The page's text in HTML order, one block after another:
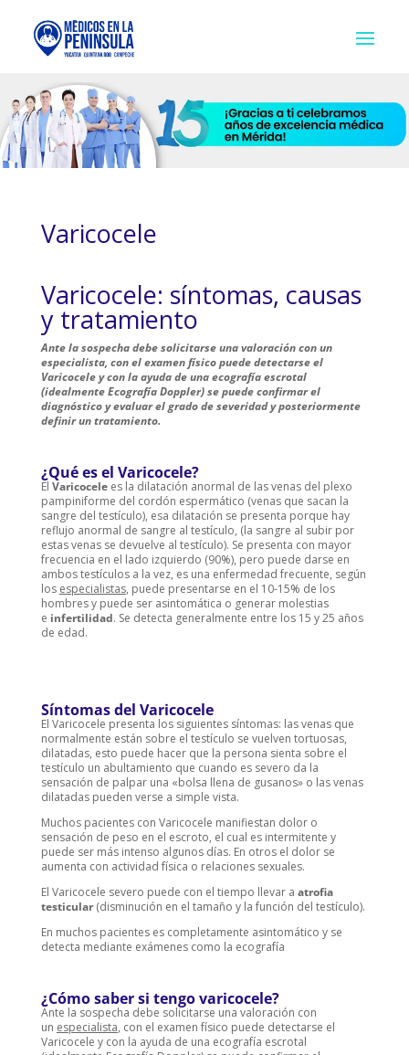
Varicocele
Varicocele: síntomas, causas
y tratamiento
Ante la sospecha debe solicitarse una valoración con un
especialista, con el examen físico puede detectarse el
Varicocele y con la ayuda de una ecografía escrotal
(idealmente Ecografía Doppler) se puede confirmar el
diagnóstico y evaluar el grado de severidad y posteriormente
definir un tratamiento.
¿Qué es el Varicocele?
El Varicocelees la dilatación anormal de las venas del plexo
pampiniforme del cordón espermático (venas que sacan la
sangre del testículo), esa dilatación se presenta porque hay
reflujo anormal de sangre al testículo, (la sangre al subir por
estas venas se devuelve al testículo). Se presenta con mayor
frecuencia en el lado izquierdo (90%), pero puede darse en
ambos testículos a la vez, es una enfermedad frecuente, según
los especialistas, puede presentarse en el 10-15% de los
hombres y puede ser asintomática o generar molestias
e infertilidad. Se detecta generalmente entre los 15 y 25 años
de edad.
Síntomas del Varicocele
El Varicocele presenta los siguientes síntomas: las venas que
normalmente están sobre el testículo se vuelven tortuosas,
dilatadas, esto puede hacer que la persona sienta sobre el
testículo un abultamiento que cuando es severo da la
sensación de palpar una «bolsa llena de gusanos» o las venas
dilatadas pueden verse a simple vista.
Muchos pacientes con Varicocele manifiestan dolor o
sensación de peso en el escroto, el cual es intermitente y
puede ser más intenso algunos días. En otros el dolor se
aumenta con actividad física o relaciones sexuales.
El Varicocele severo puede con el tiempo llevar a atrofia
testicular(disminución en el tamaño y la función del testículo).
En muchos pacientes es completamente asintomático y se
detecta mediante exámenes como la ecografía
¿Cómo saber si tengo varicocele?
Ante la sospecha debe solicitarse una valoración con
un especialista, con el examen físico puede detectarse el
Varicocele y con la ayuda de una ecografía escrotal